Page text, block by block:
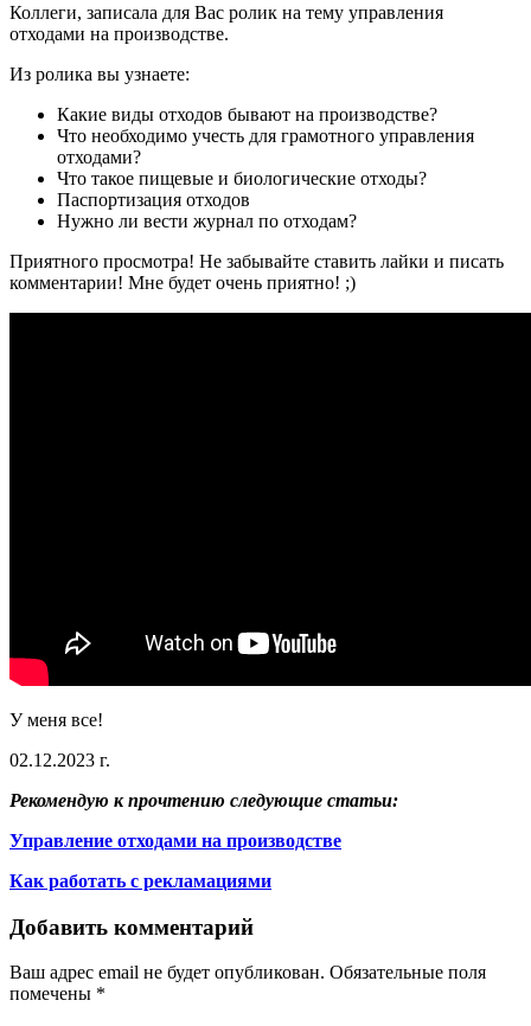
Коллеги, записала для Вас ролик на тему управления
отходами на производстве.
Из ролика вы узнаете:
Какие виды отходов бывают на производстве?
Что необходимо учесть для грамотного управления
отходами?
Что такое пищевые и биологические отходы?
Паспортизация отходов
Нужно ли вести журнал по отходам?
Приятного просмотра! Не забывайте ставить лайки и писать
комментарии! Мне будет очень приятно! ;)
У меня все!
02.12.2023 г.
Рекомендую к прочтению следующие статьи:
Управление отходами на производстве
Как работать с рекламациями
Добавить комментарий
Ваш адрес email не будет опубликован. Обязательные поля
помечены *